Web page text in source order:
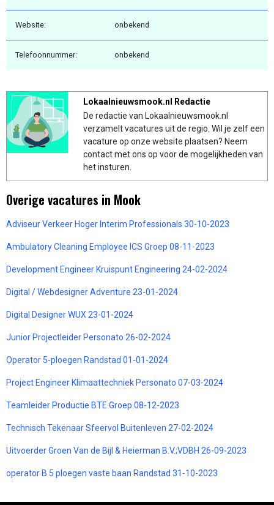
Website: onbekend
Telefoonnummer: onbekend
Lokaalnieuwsmook.nl Redactie
De redactie van Lokaalnieuwsmook.nl
verzamelt vacatures uit de regio. Wil je zelf een
vacature op onze website plaatsen? Neem
contact met ons op voor de mogelijkheden van
het insturen.
Overige vacatures in Mook
Adviseur Verkeer Hoger Interim Professionals 30-10-2023
Ambulatory Cleaning Employee ICS Groep 08-11-2023
Development Engineer Kruispunt Engineering 24-02-2024
Digital / Webdesigner Adventure 23-01-2024
Digital Designer WUX 23-01-2024
Junior Projectleider Personato 26-02-2024
Operator 5-ploegen Randstad 01-01-2024
Project Engineer Klimaattechniek Personato 07-03-2024
Teamleider Productie BTE Groep 08-12-2023
Technisch Tekenaar Sfeervol Buitenleven 27-02-2024
Uitvoerder Groen Van de Bijl & Heierman B.V.;VDBH 26-09-2023
operator B 5 ploegen vaste baan Randstad 31-10-2023